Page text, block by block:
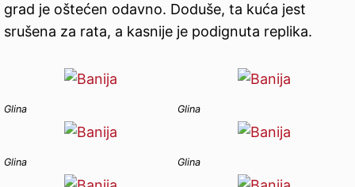
grad je oštećen odavno. Doduše, ta kuća jest
srušena za rata, a kasnije je podignuta replika.
Glina Glina
Glina Glina